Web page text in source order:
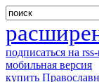
подписаться на
мобильная версия
купить